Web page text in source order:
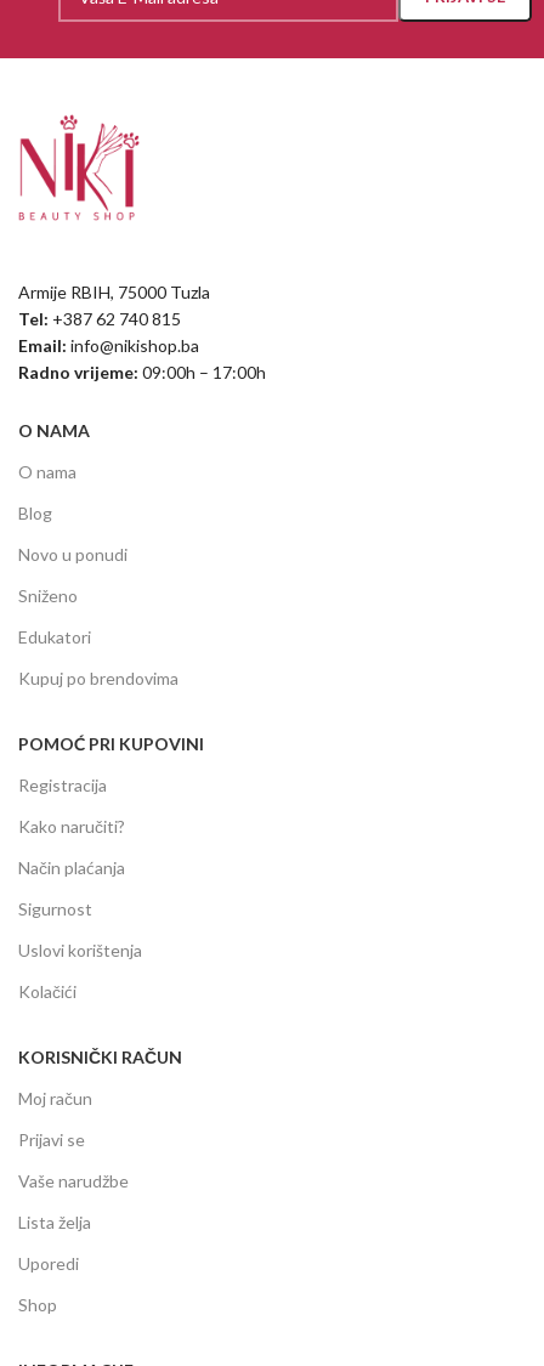
Armije RBIH, 75000 Tuzla
Tel: +387 62 740 815
Email: info@nikishop.ba
Radno vrijeme: 09:00h – 17:00h
O NAMA
O nama
Blog
Novo u ponudi
Sniženo
Edukatori
Kupuj po brendovima
POMOĆ PRI KUPOVINI
Registracija
Kako naručiti?
Način plaćanja
Sigurnost
Uslovi korištenja
Kolačići
KORISNIČKI RAČUN
Moj račun
Prijavi se
Vaše narudžbe
Lista želja
Uporedi
Shop